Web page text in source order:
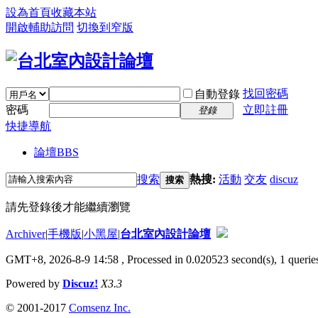
設為首頁收藏本站
開啟輔助訪問 切換到窄版
自動登錄 找回密碼
密碼
登錄
立即註冊
快捷導航
論壇BBS
搜索 搜索 熱搜: 活動 交友 discuz
請先登錄後才能繼續瀏覽
Archiver|手機版|小黑屋|台北室內設計論壇
GMT+8, 2026-8-9 14:58 , Processed in 0.020523 second(s), 1
Powered by Discuz! X3.3
© 2001-2017 Comsenz Inc.